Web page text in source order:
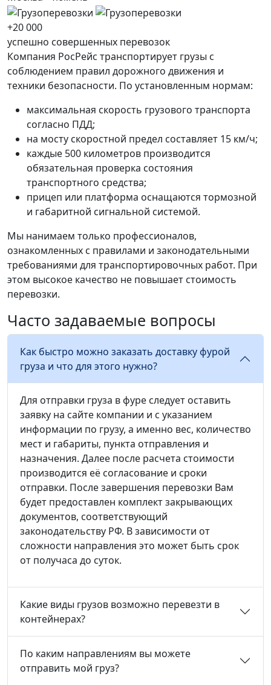
+20 000
успешно совершенных перевозок
Компания РосРейс транспортирует грузы с
соблюдением правил дорожного движения и
техники безопасности. По установленным нормам:
максимальная скорость грузового транспорта
согласно ПДД;
на мосту скоростной предел составляет 15 км/ч;
каждые 500 километров производится
обязательная проверка состояния
транспортного средства;
прицеп или платформа оснащаются тормозной
и габаритной сигнальной системой.
Мы нанимаем только профессионалов,
ознакомленных с правилами и законодательными
требованиями для транспортировочных работ. При
этом высокое качество не повышает стоимость
перевозки.
Часто задаваемые вопросы
Как быстро можно заказать доставку фурой
груза и что для этого нужно?
Для отправки груза в фуре следует оставить
заявку на сайте компании и с указанием
информации по грузу, а именно вес, количество
мест и габариты, пункта отправления и
назначения. Далее после расчета стоимости
производится её согласование и сроки
отправки. После завершения перевозки Вам
будет предоставлен комплект закрывающих
документов, соответствующий
законодательству РФ. В зависимости от
сложности направления это может быть срок
от получаса до суток.
Какие виды грузов возможно перевезти в
контейнерах?
По каким направлениям вы можете
отправить мой груз?